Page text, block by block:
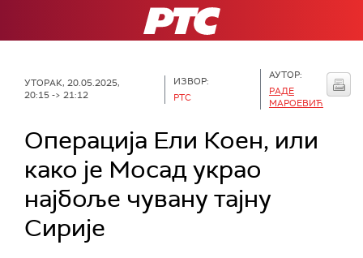
РТС
УТОРАК, 20.05.2025,
20:15 -> 21:12
ИЗВОР:
РТС
АУТОР:
РАДЕ
МАРОЕВИЋ
Операција Ели Коен, или
како је Мосад украо
најбоље чувану тајну
Сирије